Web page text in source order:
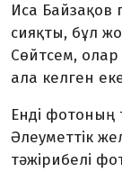
Иса Байзақов
сияқты, бұл
Сөйтсем,
ала келген
Енді фотоның
Әлеуметтік
тәжірибелі